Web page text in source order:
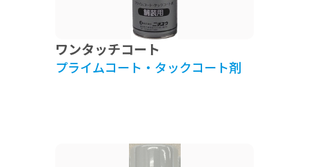
ワンタッチコート
プライムコート・タックコート剤